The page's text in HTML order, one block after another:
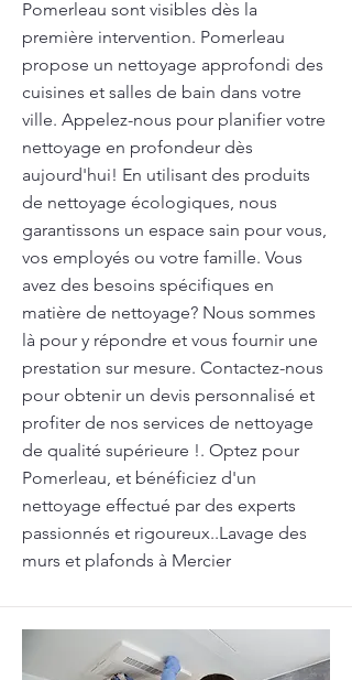
Pomerleau sont visibles dès la
première intervention. Pomerleau
propose un nettoyage approfondi des
cuisines et salles de bain dans votre
ville. Appelez-nous pour planifier votre
nettoyage en profondeur dès
aujourd'hui! En utilisant des produits
de nettoyage écologiques, nous
garantissons un espace sain pour vous,
vos employés ou votre famille. Vous
avez des besoins spécifiques en
matière de nettoyage? Nous sommes
là pour y répondre et vous fournir une
prestation sur mesure. Contactez-nous
pour obtenir un devis personnalisé et
profiter de nos services de nettoyage
de qualité supérieure !. Optez pour
Pomerleau, et bénéficiez d'un
nettoyage effectué par des experts
passionnés et rigoureux..Lavage des
murs et plafonds à Mercier